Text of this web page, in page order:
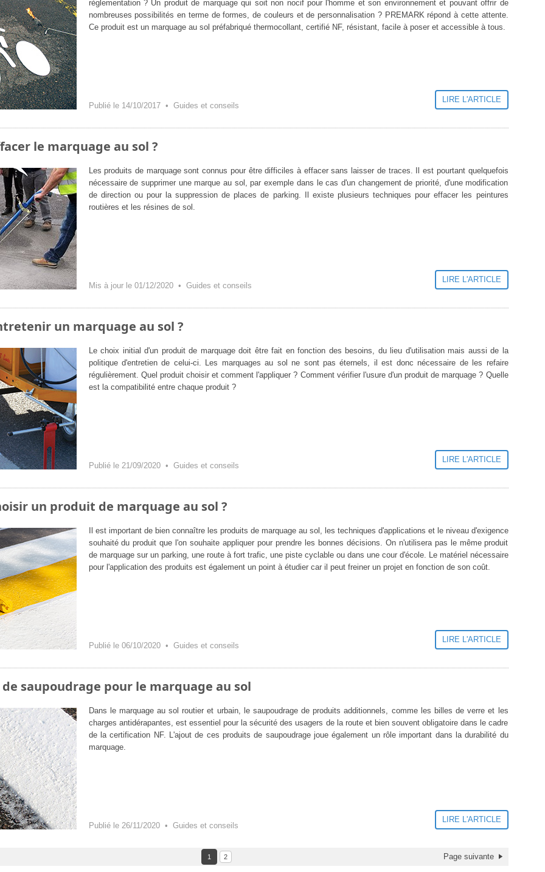
réglementation ? Un produit de marquage qui soit non nocif pour l'homme et son environnement et pouvant offrir de
nombreuses possibilités en terme de formes, de couleurs et de personnalisation ? PREMARK répond à cette attente.
Ce produit est un marquage au sol préfabriqué thermocollant, certifié NF, résistant, facile à poser et accessible à tous.
Publié le 14/10/2017 • Guides et conseils
LIRE L'ARTICLE
le marquage au sol ?
Les produits de marquage sont connus pour être difficiles à effacer sans laisser de traces. Il est pourtant quelquefois
nécessaire de supprimer une marque au sol, par exemple dans le cas d'un changement de priorité, d'une modification
de direction ou pour la suppression de places de parking. Il existe plusieurs techniques pour effacer les peintures
routières et les résines de sol.
Mis à jour le 01/12/2020 • Guides et conseils
LIRE L'ARTICLE
un marquage au sol ?
Le choix initial d'un produit de marquage doit être fait en fonction des besoins, du lieu d'utilisation mais aussi de la
politique d'entretien de celui-ci. Les marquages au sol ne sont pas éternels, il est donc nécessaire de les refaire
régulièrement. Quel produit choisir et comment l'appliquer ? Comment vérifier l'usure d'un produit de marquage ? Quelle
est la compatibilité entre chaque produit ?
Publié le 21/09/2020 • Guides et conseils
LIRE L'ARTICLE
un produit de marquage au sol ?
Il est important de bien connaître les produits de marquage au sol, les techniques d'applications et le niveau d'exigence
souhaité du produit que l'on souhaite appliquer pour prendre les bonnes décisions. On n'utilisera pas le même produit
de marquage sur un parking, une route à fort trafic, une piste cyclable ou dans une cour d'école. Le matériel nécessaire
pour l'application des produits est également un point à étudier car il peut freiner un projet en fonction de son coût.
Publié le 06/10/2020 • Guides et conseils
LIRE L'ARTICLE
saupoudrage pour le marquage au sol
Dans le marquage au sol routier et urbain, le saupoudrage de produits additionnels, comme les billes de verre et les
charges antidérapantes, est essentiel pour la sécurité des usagers de la route et bien souvent obligatoire dans le cadre
de la certification NF. L'ajout de ces produits de saupoudrage joue également un rôle important dans la durabilité du
marquage.
Publié le 26/11/2020 • Guides et conseils
LIRE L'ARTICLE
1 2 Page suivante